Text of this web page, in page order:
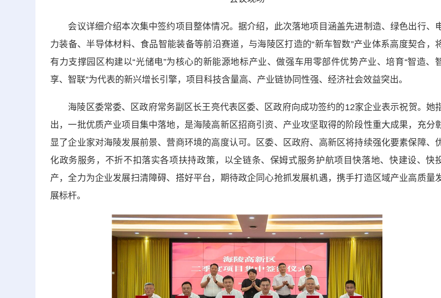
会议详细介绍本次集中签约项目整体情况。据介绍，此次落地项目涵盖先进制造、绿色出行、
力装备、半导体材料、食品智能装备等前沿赛道，与海陵区打造的“新车智数”产业体系高度契合，
有力支撑园区构建以“光储电”为核心的新能源地标产业、做强车用零部件优势产业、培育“智造、
享、智联”为代表的新兴增长引擎，项目科技含量高、产业链协同性强、经济社会效益突出。
海陵区委常委、区政府常务副区长王亮代表区委、区政府向成功签约的12家企业表示祝贺。她
出，一批优质产业项目集中落地，是海陵高新区招商引资、产业攻坚取得的阶段性重大成果，充分
显了企业家对海陵发展前景、营商环境的高度认可。区委、区政府、高新区将持续强化要素保障、
化政务服务，不折不扣落实各项扶持政策，以全链条、保姆式服务护航项目快落地、快建设、快
产，全力为企业发展扫清障碍、搭好平台，期待政企同心抢抓发展机遇，携手打造区域产业高质量
展标杆。